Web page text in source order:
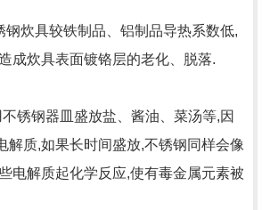
炊具较铁制品、铝制品导热系数低,
成炊具表面镀铬层的老化、脱落.
锈钢器皿盛放盐、酱油、菜汤等,因
解质,如果长时间盛放,不锈钢同样会像
电解质起化学反应,使有毒金属元素被